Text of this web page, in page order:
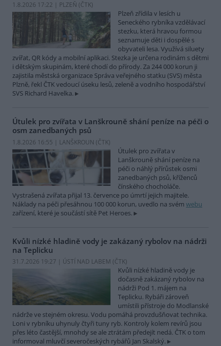
1.8.2026 17:22 | PLZEŇ (ČTK)
Plzeň zřídila v lesích u
Seneckého rybníka vzdělávací
stezku, která hravou formou
seznamuje děti i dospělé s
obyvateli lesa. Využívá siluety
zvířat, QR kódy a mobilní aplikaci. Stezka je určena rodinám s dětmi
i dětským skupinám, které chodí do přírody. Za 244 000 korun ji
zajistila městská organizace Správa veřejného statku (SVS) města
Plzně, řekl ČTK vedoucí úseku lesů, zeleně a vodního hospodářství
SVS Richard Havelka.
Útulek pro zvířata v Lanškrouně shání peníze na péči o
osm zanedbaných psů
1.8.2026 16:55 | LANŠKROUN (ČTK)
Útulek pro zvířata v
Lanškrouně shání peníze na
péči o náhlý přírůstek osmi
zanedbaných psů, kříženců
čínského chocholáče.
Vystrašená zvířata přijal 13. července po úmrtí jejich majitele.
Náklady na péči přesáhnou 100 000 korun, uvedlo na svém webu
zařízení, které je součástí sítě Pet Heroes.
Kvůli nízké hladině vody je zakázaný rybolov na nádrži
na Teplicku
31.7.2026 19:27 | ÚSTÍ NAD LABEM (ČTK)
Kvůli nízké hladině vody je
dočasně zakázaný rybolov na
nádrži Pod 1. májem na
Teplicku. Rybáři zároveň
umístili přístroje do Modlanské
nádrže ve stejném okresu. Vodu pomáhá provzdušňovat technika.
Loni v rybníku uhynuly čtyři tuny ryb. Kontroly kolem revírů jsou
přes léto častější, mnohdy se ale ztrátám předejít nedá. ČTK o tom
informoval mluvčí severočeských rybářů Jan Skalský.